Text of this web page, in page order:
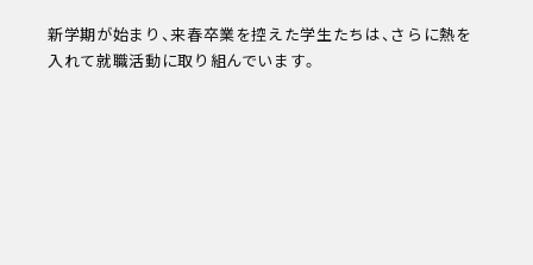
次回
新学期が始まり、来春卒業を控えた学生たちは、さらに熱を
入れて就職活動に取り組んでいます。